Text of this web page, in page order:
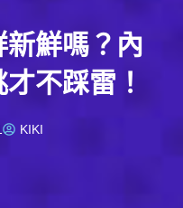
鮮嗎？內
不踩雷！
KIKI